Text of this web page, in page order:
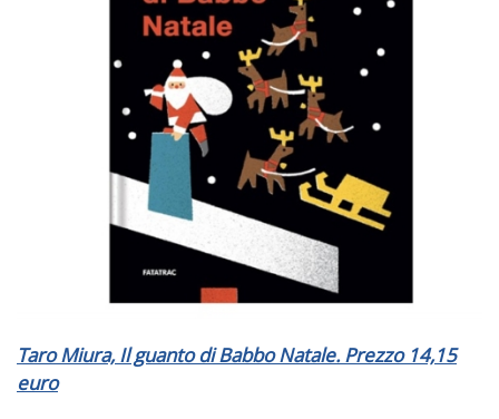
Taro Miura, Il guanto di Babbo Natale. Prezzo 14,15
euro